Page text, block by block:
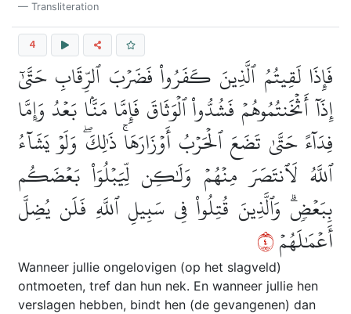
Transliteration
4
فَإِذَا لَقِيتُمُ ٱلَّذِينَ كَفَرُواْ فَضَرۡبَ ٱلرِّقَابِ حَتَّىٰٓ
إِذَآ أَثۡخَنتُمُوهُمۡ فَشُدُّواْ ٱلۡوَثَاقَ فَإِمَّا مَنَّۢا بَعۡدُ وَإِمَّا
فِدَآءً حَتَّىٰ تَضَعَ ٱلۡحَرۡبُ أَوۡزَارَهَاۚ ذَٰلِكَۖ وَلَوۡ يَشَآءُ
ٱللَّهُ لَٱنتَصَرَ مِنۡهُمۡ وَلَٰكِن لِّيَبۡلُوَاْ بَعۡضَكُم
بِبَعۡضٖۗ وَٱلَّذِينَ قُتِلُواْ فِي سَبِيلِ ٱللَّهِ فَلَن يُضِلَّ
أَعۡمَٰلَهُمۡ٤
Wanneer jullie ongelovigen (op het slagveld)
ontmoeten, tref dan hun nek. En wanneer jullie hen
verslagen hebben, bindt hen (de gevangenen) dan